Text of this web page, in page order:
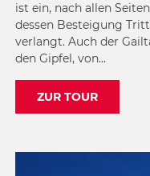
ist ein, nach allen
dessen Besteigung
verlangt. Auch der
den Gipfel, von...
ZUR TOUR